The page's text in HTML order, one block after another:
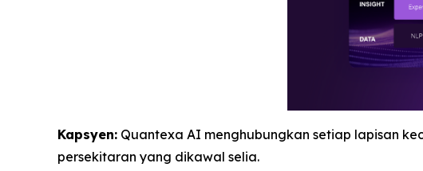
Kapsyen: Quantexa AI menghubungkan setiap lapisan
persekitaran yang dikawal selia.